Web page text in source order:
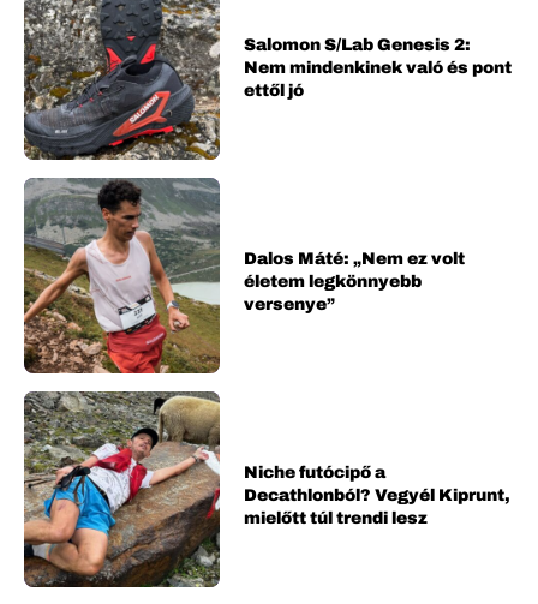
Salomon S/Lab Genesis 2:
Nem mindenkinek való és pont
ettől jó
Dalos Máté: „Nem ez volt
életem legkönnyebb
versenye”
Niche futócipő a
Decathlonból? Vegyél Kiprunt,
mielőtt túl trendi lesz